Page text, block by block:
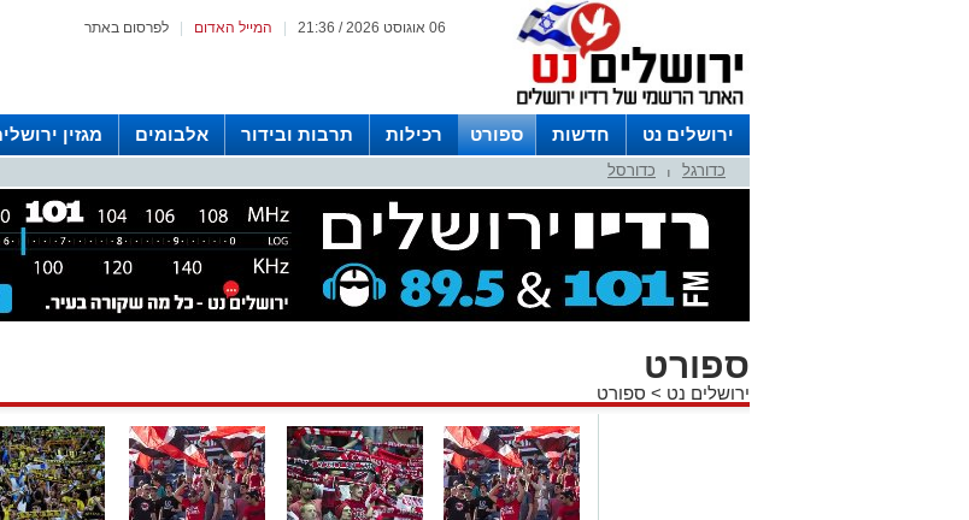
לפרסום באתר המייל האדום 06 אוגוסט 2026 / 21:36
ירושלים נט חדשות ספורט רכילות תרבות ובידור אלבומים מגזין
לפרסום ברדיו צרו קשר
כדורגל כדורסל
ספורט
ירושלים נט > ספורט